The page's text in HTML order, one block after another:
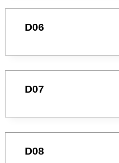
D06
D07
D08